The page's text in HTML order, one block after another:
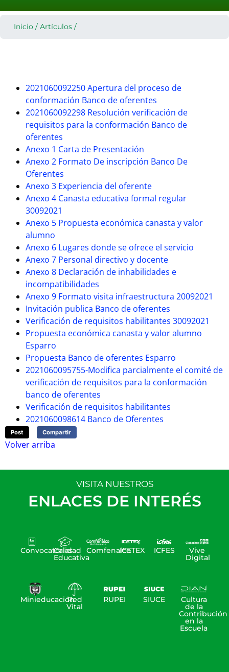
Inicio / Artículos /
2021060092250 Apertura del proceso de
conformación Banco de oferentes
2021060092298 Resolución verificación de
requisitos para la conformación Banco de
oferentes
Anexo 1 Carta de Presentación
Anexo 2 Formato De inscripción Banco De
Oferentes
Anexo 3 Experiencia del oferente
Anexo 4 Canasta educativa formal regular
30092021
Anexo 5 Propuesta económica canasta y valor
alumno
Anexo 6 Lugares donde se ofrece el servicio
Anexo 7 Personal directivo y docente
Anexo 8 Declaración de inhabilidades e
incompatibilidades
Anexo 9 Formato visita infraestructura 20092021
Invitación publica Banco de oferentes
Verificación de requisitos habilitantes 30092021
Propuesta económica canasta y valor alumno
Esparro
Propuesta Banco de oferentes Esparro
2021060095755-Modifica parcialmente el comité de
verificación de requisitos para la conformación
banco de oferentes
Verificación de requisitos habilitantes
2021060098614 Banco de Oferentes
Post Compartir
Volver arriba
VISITA NUESTROS
ENLACES DE INTERÉS
Convocatorias
Calidad
Educativa
ComfenalcoICETEX ICFES Vive
Digital
MinieducaciónRed
Vital
RUPEI SIUCE Cultura
de la
Contribución
en la
Escuela